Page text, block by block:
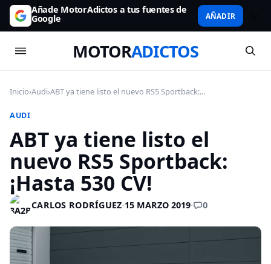
Añade MotorAdictos a tus fuentes de
Google AÑADIR
MOTORADICTOS
Inicio›Audi›ABT ya tiene listo el nuevo RS5 Sportback:...
AUDI
ABT ya tiene listo el
nuevo RS5 Sportback:
¡Hasta 530 CV!
CARLOS RODRÍGUEZ·15 MARZO 2019· 0